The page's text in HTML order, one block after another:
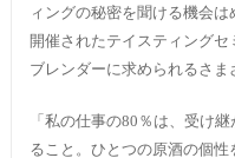
ィングの秘密を聞ける機会
開催されたテイスティング
ブレンダーに求められるさま
「私の仕事の80％は、受け
ること。ひとつの原酒の個